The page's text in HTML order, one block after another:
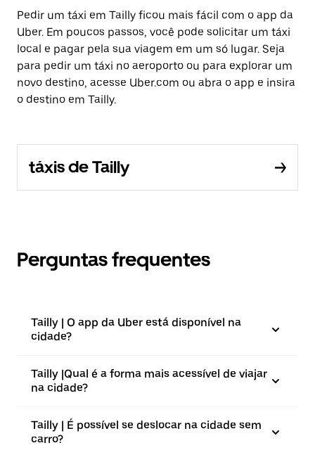
Pedir um táxi em Tailly ficou mais fácil com o app da
Uber. Em poucos passos, você pode solicitar um táxi
local e pagar pela sua viagem em um só lugar. Seja
para pedir um táxi no aeroporto ou para explorar um
novo destino, acesse Uber.com ou abra o app e insira
o destino em Tailly.
táxis de Tailly
Perguntas frequentes
Tailly | O app da Uber está disponível na
cidade?
Tailly |⁠Qual é a forma mais acessível de viajar
na cidade?
Tailly | É possível se deslocar na cidade sem
carro?